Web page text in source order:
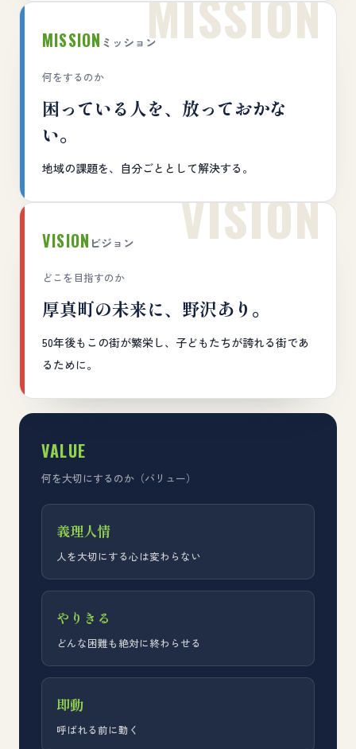
MISSION ミッション
何をするのか
困っている人を、放っておかな
い。
地域の課題を、自分ごととして解決する。
VISION ビジョン
どこを目指すのか
厚真町の未来に、野沢あり。
50年後もこの街が繁栄し、子どもたちが誇れる街であ
るために。
VALUE
何を大切にするのか（バリュー）
義理人情
人を大切にする心は変わらない
やりきる
どんな困難も絶対に終わらせる
即動
呼ばれる前に動く